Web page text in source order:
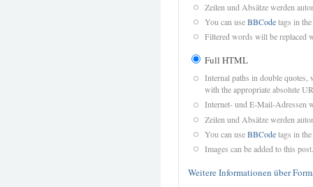
Zeilen und Absätze werden
You can useBBCodetags in
Filtered words will be replaced
Full HTML
Internal paths in double quotes,
with the appropriate absolute
Internet- und E-Mail-Adressen
Zeilen und Absätze werden
You can useBBCodetags in
Images can be added to this post.
Weitere Informationen über